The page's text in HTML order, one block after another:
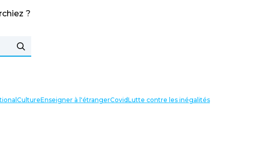
?
CultureEnseigner à l'étrangerCovidLutte contre les inégalités